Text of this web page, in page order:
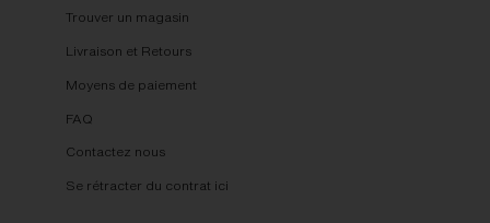
Trouver un magasin
Livraison et Retours
Moyens de paiement
FAQ
Contactez nous
Se rétracter du contrat ici